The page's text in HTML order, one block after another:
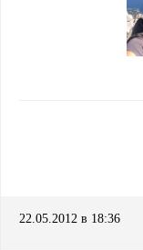
22.05.2012 в 18:36